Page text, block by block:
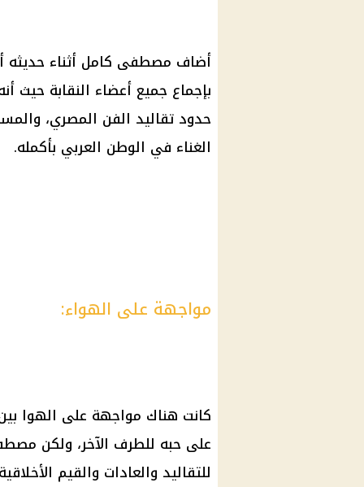
أضاف مصطفى كامل أثناء حديثه
بإجماع جميع أعضاء النقابة حيث
حدود تقاليد الفن المصري،
الغناء في الوطن العربي بأكمله.
مواجهة على الهواء:
كانت هناك مواجهة على الهوا
على حبه للطرف الآخر، ولكن
للتقاليد والعادات والقيم